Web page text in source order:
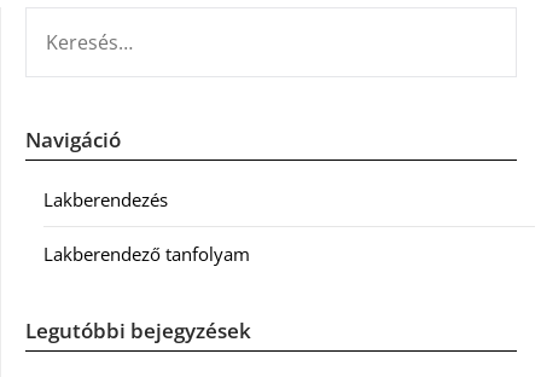
Navigáció
Lakberendezés
Lakberendező tanfolyam
Legutóbbi bejegyzések